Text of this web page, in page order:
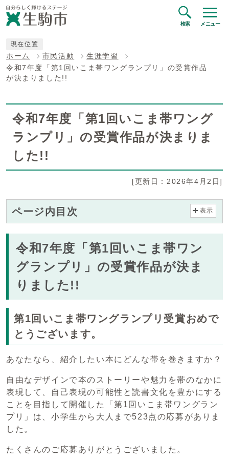
検索 メニュー
現在位置
ホーム 市民活動
生涯学習
令和7年度「第1回いこま帯ワングランプリ」の受賞作品
が決まりました!!
令和7年度「第1回いこま帯ワング
ランプリ」の受賞作品が決まりま
した!!
[更新日：2026年4月2日]
ページ内目次 表示
令和7年度「第1回いこま帯ワン
グランプリ」の受賞作品が決ま
りました!!
第1回いこま帯ワングランプリ受賞おめで
とうございます。
あなたなら、紹介したい本にどんな帯を巻きますか？
自由なデザインで本のストーリーや魅力を帯のなかに
表現して、自己表現の可能性と読書文化を豊かにする
ことを目指して開催した「第1回いこま帯ワングラン
プリ」は、小学生から大人まで523点の応募がありま
した。
たくさんのご応募ありがとうございました。